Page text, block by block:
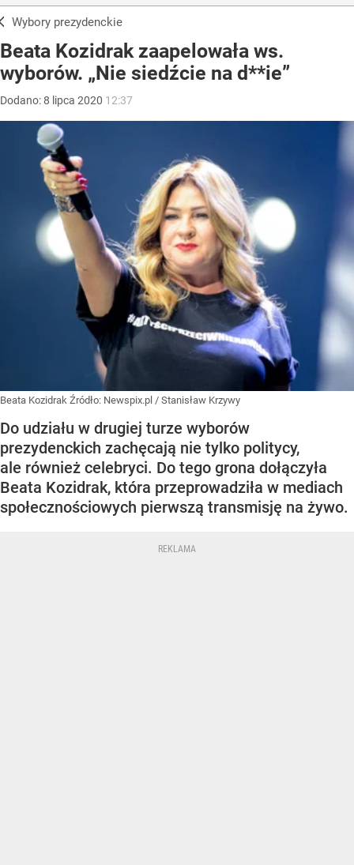
Wybory prezydenckie
Beata Kozidrak zaapelowała ws.
wyborów. „Nie siedźcie na d**ie”
Dodano:8 lipca 2020 12:37
Beata Kozidrak Źródło: Newspix.pl / Stanisław Krzywy
Do udziału w drugiej turze wyborów
prezydenckich zachęcają nie tylko politycy,
ale również celebryci. Do tego grona dołączyła
Beata Kozidrak, która przeprowadziła w mediach
społecznościowych pierwszą transmisję na żywo.